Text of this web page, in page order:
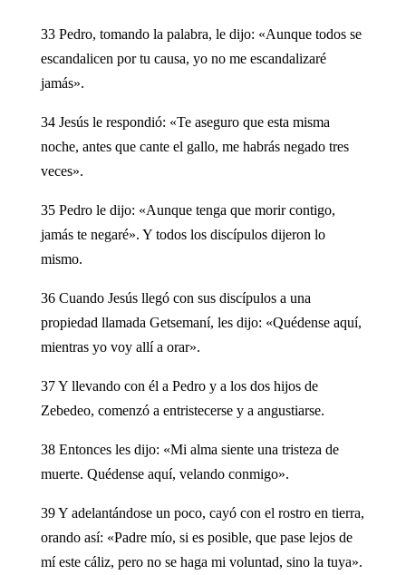
33 Pedro, tomando la palabra, le dijo: «Aunque todos se
escandalicen por tu causa, yo no me escandalizaré
jamás».
34 Jesús le respondió: «Te aseguro que esta misma
noche, antes que cante el gallo, me habrás negado tres
veces».
35 Pedro le dijo: «Aunque tenga que morir contigo,
jamás te negaré». Y todos los discípulos dijeron lo
mismo.
36 Cuando Jesús llegó con sus discípulos a una
propiedad llamada Getsemaní, les dijo: «Quédense aquí,
mientras yo voy allí a orar».
37 Y llevando con él a Pedro y a los dos hijos de
Zebedeo, comenzó a entristecerse y a angustiarse.
38 Entonces les dijo: «Mi alma siente una tristeza de
muerte. Quédense aquí, velando conmigo».
39 Y adelantándose un poco, cayó con el rostro en tierra,
orando así: «Padre mío, si es posible, que pase lejos de
mí este cáliz, pero no se haga mi voluntad, sino la tuya».